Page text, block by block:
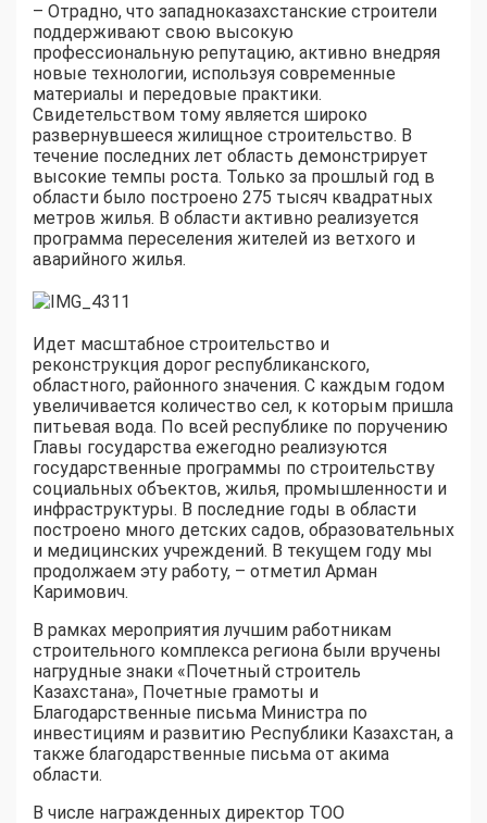
– Отрадно, что западноказахстанские строители
поддерживают свою высокую
профессиональную репутацию, активно внедряя
новые технологии, используя современные
материалы и передовые практики.
Свидетельством тому является широко
развернувшееся жилищное строительство. В
течение последних лет область демонстрирует
высокие темпы роста. Только за прошлый год в
области было построено 275 тысяч квадратных
метров жилья. В области активно реализуется
программа переселения жителей из ветхого и
аварийного жилья.
Идет масштабное строительство и
реконструкция дорог республиканского,
областного, районного значения. С каждым годом
увеличивается количество сел, к которым пришла
питьевая вода. По всей республике по поручению
Главы государства ежегодно реализуются
государственные программы по строительству
социальных объектов, жилья, промышленности и
инфраструктуры. В последние годы в области
построено много детских садов, образовательных
и медицинских учреждений. В текущем году мы
продолжаем эту работу, – отметил Арман
Каримович.
В рамках мероприятия лучшим работникам
строительного комплекса региона были вручены
нагрудные знаки «Почетный строитель
Казахстана», Почетные грамоты и
Благодарственные письма Министра по
инвестициям и развитию Республики Казахстан, а
также благодарственные письма от акима
области.
В числе награжденных директор ТОО